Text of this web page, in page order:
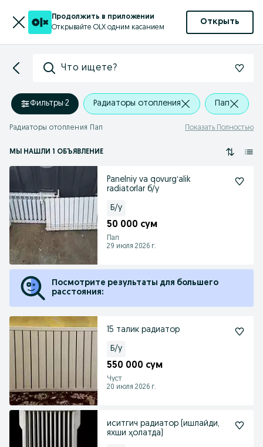
Продолжить в приложении
Открывайте OLX одним касанием
Открыть
Что ищете?
Фильтры·2 Радиаторы отопления Пап
Радиаторы отопления Пап Показать Полностью
МЫ НАШЛИ 1 ОБЪЯВЛЕНИЕ
Panelniy va qovurgʻalik
radiatorlar б/у
Б/у
50 000 сум
Пап
29 июля 2026 г.
Посмотрите результаты для большего
расстояния:
15 талик радиатор
Б/у
550 000 сум
Чуст
20 июля 2026 г.
иситгич радиатор (ишлайди,
яхши ҳолатда)